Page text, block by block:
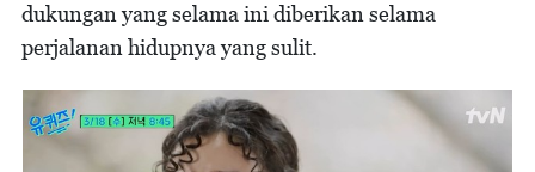
dukungan yang selama ini diberikan selama
perjalanan hidupnya yang sulit.